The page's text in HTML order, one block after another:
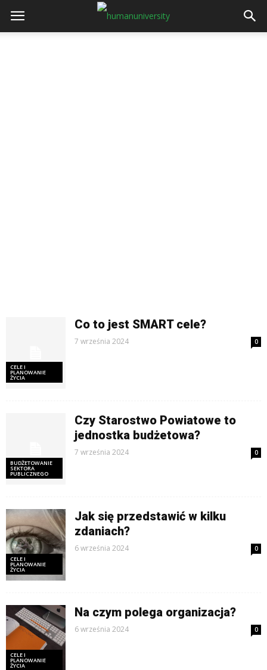
CELE I
PLANOWANIE
ŻYCIA
Co to jest SMART cele?
7 września 2024 0
BUDŻETOWANIE
SEKTORA
PUBLICZNEGO
Czy Starostwo Powiatowe to
jednostka budżetowa?
7 września 2024 0
CELE I
PLANOWANIE
ŻYCIA
Jak się przedstawić w kilku
zdaniach?
6 września 2024 0
CELE I
PLANOWANIE
ŻYCIA
Na czym polega organizacja?
6 września 2024 0